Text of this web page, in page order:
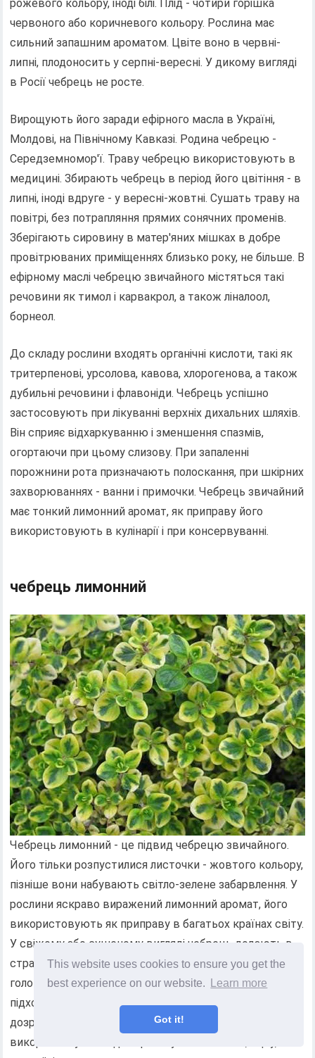
This website uses cookies to ensure you get the
best experience on our website.
Learn more
Got it!
рожевого кольору, іноді білі. Плід - чотири горішка
червоного або коричневого кольору. Рослина має
сильний запашним ароматом. Цвіте воно в червні-
липні, плодоносить у серпні-вересні. У дикому вигляді
в Росії чебрець не росте.
Вирощують його заради ефірного масла в Україні,
Молдові, на Північному Кавказі. Родина чебрецю -
Середземномор'ї. Траву чебрецю використовують в
медицині. Збирають чебрець в період його цвітіння - в
липні, іноді вдруге - у вересні-жовтні. Сушать траву на
повітрі, без потрапляння прямих сонячних променів.
Зберігають сировину в матер'яних мішках в добре
провітрюваних приміщеннях близько року, не більше. В
ефірному маслі чебрецю звичайного містяться такі
речовини як тимол і карвакрол, а також ліналоол,
борнеол.
До складу рослини входять органічні кислоти, такі як
тритерпенові, урсолова, кавова, хлорогенова, а також
дубильні речовини і флавоніди. Чебрець успішно
застосовують при лікуванні верхніх дихальних шляхів.
Він сприяє відхаркуванню і зменшення спазмів,
огортаючи при цьому слизову. При запаленні
порожнини рота призначають полоскання, при шкірних
захворюваннях - ванни і примочки. Чебрець звичайний
має тонкий лимонний аромат, як приправу його
використовують в кулінарії і при консервуванні.
чебрець лимонний
Чебрець лимонний - це підвид чебрецю звичайного.
Його тільки розпустилися листочки - жовтого кольору,
пізніше вони набувають світло-зелене забарвлення. У
рослини яскраво виражений лимонний аромат, його
використовують як приправу в багатьох країнах світу.
У свіжому або сушеному вигляді чебрець додають в
страви з квасолі і гороху, у французькій кухні це одна з
головних ароматичних трав. Маленькі листочки добре
підходять до десертів і страв з морепродуктів. До
дозрівання плодів надземна частина рослини
використовується для приготування напоїв, оцту,